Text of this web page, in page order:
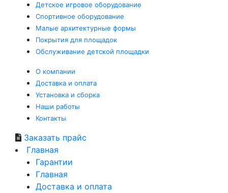
Детское игровое оборудование
Спортивное оборудование
Малые архитектурные формы
Покрытия для площадок
Обслуживание детской площадки
О компании
Доставка и оплата
Установка и сборка
Наши работы
Контакты
Заказать прайс
Главная
Гарантии
Главная
Доставка и оплата